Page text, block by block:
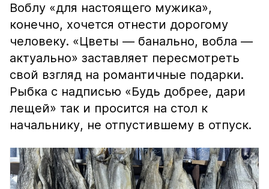
Воблу «для настоящего мужика»,
конечно, хочется отнести дорогому
человеку. «Цветы — банально, вобла —
актуально» заставляет пересмотреть
свой взгляд на романтичные подарки.
Рыбка с надписью «Будь добрее, дари
лещей» так и просится на стол к
начальнику, не отпустившему в отпуск.